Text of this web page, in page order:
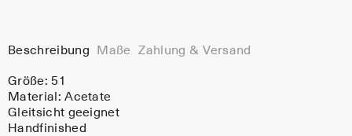
Beschreibung Maße Zahlung & Versand
Größe: 51
Material:Acetate
Gleitsicht geeignet
Handfinished